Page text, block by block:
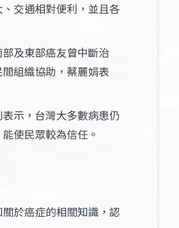
交通相對便利，並且各
及東部癌友曾中斷治
組織協助，蔡麗娟表
示，台灣大多數病患仍
使民眾較為信任。
於癌症的相關知識，認